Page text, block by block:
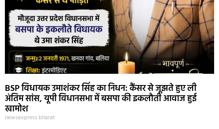
BSP विधायक उमाशंकर सिंह का निधन: कैंसर से जूझते हुए ली
अंतिम सांस, यूपी विधानसभा में बसपा की इकलौती आवाज हुई
खामोश
newsexpress bharat